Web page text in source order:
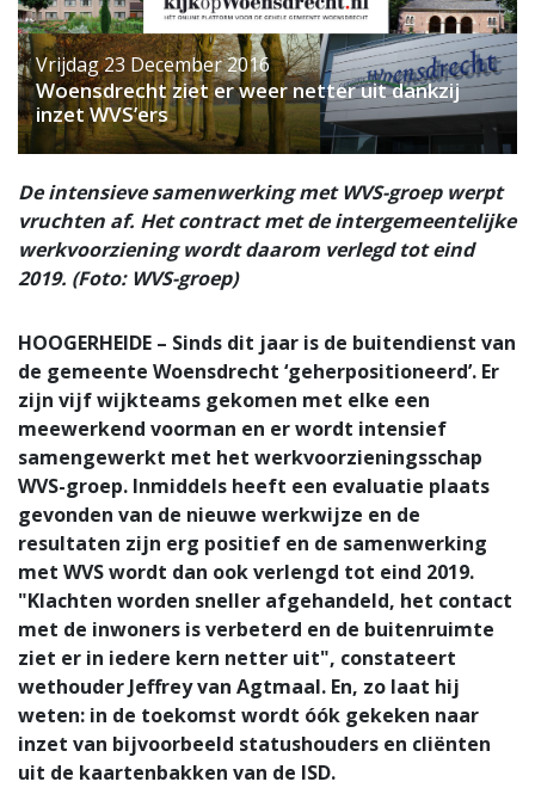
Vrijdag 23 December 2016
Woensdrecht ziet er weer netter uit dankzij
inzet WVS’ers
De intensieve samenwerking met WVS-groep werpt
vruchten af. Het contract met de intergemeentelijke
werkvoorziening wordt daarom verlegd tot eind
2019. (Foto: WVS-groep)
HOOGERHEIDE – Sinds dit jaar is de buitendienst van
de gemeente Woensdrecht ‘geherpositioneerd’. Er
zijn vijf wijkteams gekomen met elke een
meewerkend voorman en er wordt intensief
samengewerkt met het werkvoorzieningsschap
WVS-groep. Inmiddels heeft een evaluatie plaats
gevonden van de nieuwe werkwijze en de
resultaten zijn erg positief en de samenwerking
met WVS wordt dan ook verlengd tot eind 2019.
"Klachten worden sneller afgehandeld, het contact
met de inwoners is verbeterd en de buitenruimte
ziet er in iedere kern netter uit", constateert
wethouder Jeffrey van Agtmaal. En, zo laat hij
weten: in de toekomst wordt óók gekeken naar
inzet van bijvoorbeeld statushouders en cliënten
uit de kaartenbakken van de ISD.